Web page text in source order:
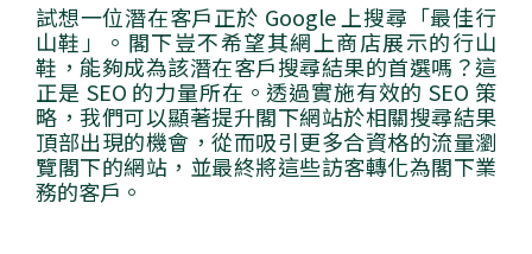
試想一位潛在客戶正於 Google 上搜尋「最佳行
山鞋」。閣下豈不希望其網上商店展示的行山
鞋，能夠成為該潛在客戶搜尋結果的首選嗎？這
正是 SEO 的力量所在。透過實施有效的 SEO 策
略，我們可以顯著提升閣下網站於相關搜尋結果
頂部出現的機會，從而吸引更多合資格的流量瀏
覽閣下的網站，並最終將這些訪客轉化為閣下業
務的客戶。